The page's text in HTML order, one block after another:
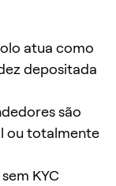
atua como
depositada
são
ou totalmente
KYC